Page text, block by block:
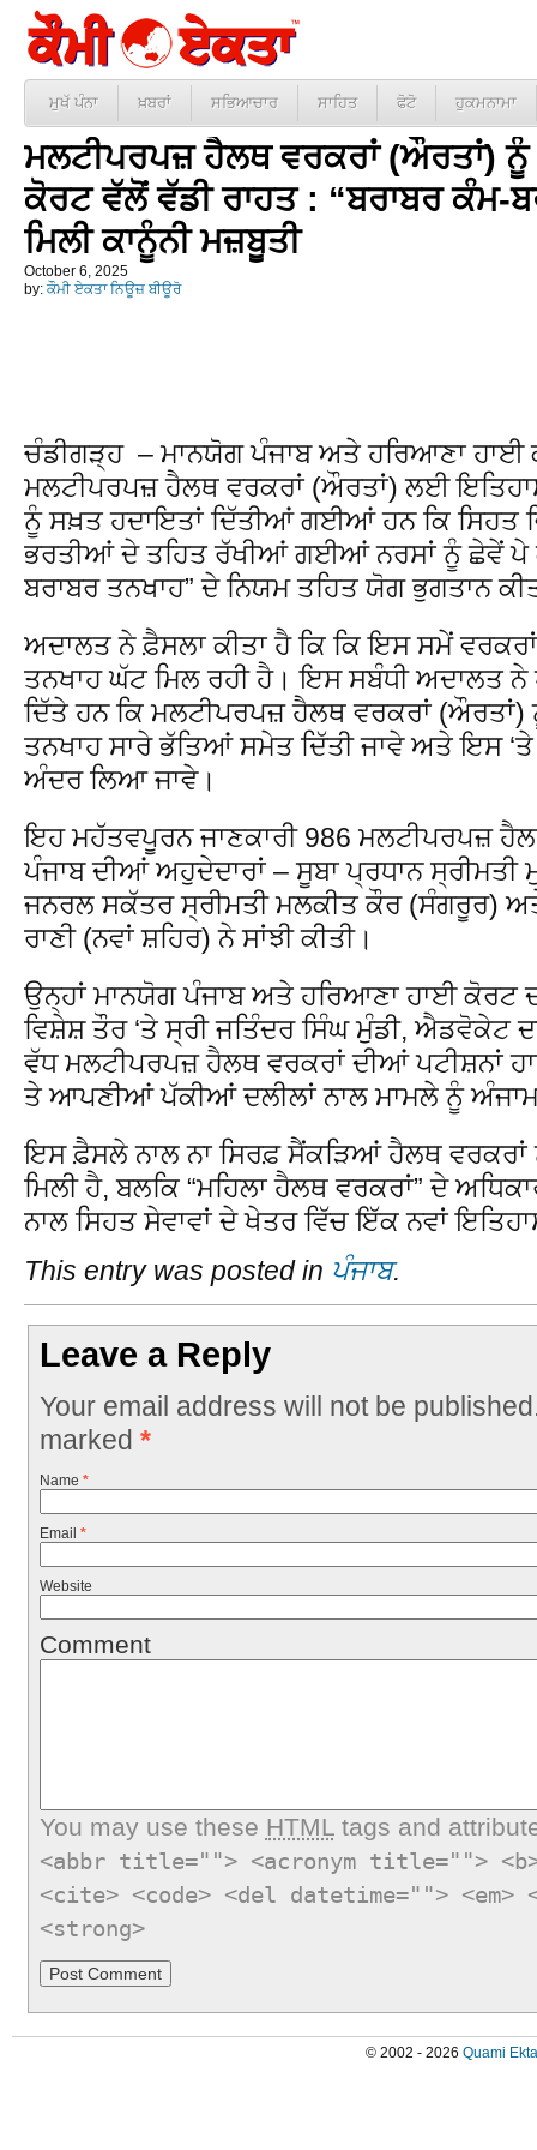
ਮੁਖੱ ਪੰਨਾ ਖ਼ਬਰਾਂ ਸਭਿਆਚਾਰ ਸਾਹਿਤ ਫੋਟੋ ਹੁਕਮਨਾਮਾ
ਮਲਟੀਪਰਪਜ਼ ਹੈਲਥ ਵਰਕਰਾਂ (ਔਰਤਾਂ)
ਕੋਰਟ ਵੱਲੋਂ ਵੱਡੀ ਰਾਹਤ : “ਬਰਾਬਰ ਕੰਮ-
ਮਿਲੀ ਕਾਨੂੰਨੀ ਮਜ਼ਬੂਤੀ
October 6, 2025
by: ਕੌਮੀ ਏਕਤਾ ਨਿਊਜ਼ ਬੀਊਰੋ
ਚੰਡੀਗੜ੍ਹ – ਮਾਨਯੋਗ ਪੰਜਾਬ ਅਤੇ ਹਰਿਆਣਾ ਹਾਈ
ਮਲਟੀਪਰਪਜ਼ ਹੈਲਥ ਵਰਕਰਾਂ (ਔਰਤਾਂ) ਲਈ
ਨੂੰ ਸਖ਼ਤ ਹਦਾਇਤਾਂ ਦਿੱਤੀਆਂ ਗਈਆਂ ਹਨ ਕਿ ਸਿਹਤ
ਭਰਤੀਆਂ ਦੇ ਤਹਿਤ ਰੱਖੀਆਂ ਗਈਆਂ ਨਰਸਾਂ ਨੂੰ ਛੇਵੇਂ ਪੇ
ਬਰਾਬਰ ਤਨਖਾਹ” ਦੇ ਨਿਯਮ ਤਹਿਤ ਯੋਗ ਭੁਗਤਾਨ
ਅਦਾਲਤ ਨੇ ਫ਼ੈਸਲਾ ਕੀਤਾ ਹੈ ਕਿ ਕਿ ਇਸ ਸਮੇਂ
ਤਨਖਾਹ ਘੱਟ ਮਿਲ ਰਹੀ ਹੈ। ਇਸ ਸਬੰਧੀ ਅਦਾਲਤ
ਦਿੱਤੇ ਹਨ ਕਿ ਮਲਟੀਪਰਪਜ਼ ਹੈਲਥ ਵਰਕਰਾਂ (ਔਰਤਾਂ)
ਤਨਖਾਹ ਸਾਰੇ ਭੱਤਿਆਂ ਸਮੇਤ ਦਿੱਤੀ ਜਾਵੇ ਅਤੇ ਇਸ
ਅੰਦਰ ਲਿਆ ਜਾਵੇ।
ਇਹ ਮਹੱਤਵਪੂਰਨ ਜਾਣਕਾਰੀ 986 ਮਲਟੀਪਰਪਜ਼
ਪੰਜਾਬ ਦੀਆਂ ਅਹੁਦੇਦਾਰਾਂ – ਸੂਬਾ ਪ੍ਰਧਾਨ
ਜਨਰਲ ਸਕੱਤਰ ਸ੍ਰੀਮਤੀ ਮਲਕੀਤ ਕੌਰ (ਸੰਗਰੂਰ)
ਰਾਣੀ (ਨਵਾਂ ਸ਼ਹਿਰ) ਨੇ ਸਾਂਝੀ ਕੀਤੀ।
ਉਨ੍ਹਾਂ ਮਾਨਯੋਗ ਪੰਜਾਬ ਅਤੇ ਹਰਿਆਣਾ ਹਾਈ ਕੋਰਟ
ਵਿਸ਼ੇਸ਼ ਤੌਰ ‘ਤੇ ਸ੍ਰੀ ਜਤਿੰਦਰ ਸਿੰਘ ਮੁੰਡੀ, ਐਡਵੋਕੇਟ
ਵੱਧ ਮਲਟੀਪਰਪਜ਼ ਹੈਲਥ ਵਰਕਰਾਂ ਦੀਆਂ ਪਟੀਸ਼ਨਾਂ
ਤੇ ਆਪਣੀਆਂ ਪੱਕੀਆਂ ਦਲੀਲਾਂ ਨਾਲ ਮਾਮਲੇ ਨੂੰ
ਇਸ ਫ਼ੈਸਲੇ ਨਾਲ ਨਾ ਸਿਰਫ਼ ਸੈਂਕੜਿਆਂ ਹੈਲਥ
ਮਿਲੀ ਹੈ, ਬਲਕਿ “ਮਹਿਲਾ ਹੈਲਥ ਵਰਕਰਾਂ” ਦੇ
ਨਾਲ ਸਿਹਤ ਸੇਵਾਵਾਂ ਦੇ ਖੇਤਰ ਵਿੱਚ ਇੱਕ ਨਵਾਂ
This entry was posted in ਪੰਜਾਬ.
Leave a Reply
Your email address will not be
marked *
Name *
Email *
Website
Comment
You may use these HTMLtags and
<abbr title=""> <acronym title="">
<cite> <code> <del datetime="">
<strong>
© 2002 - 2026 Quami